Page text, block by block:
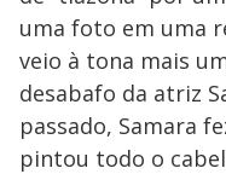
uma foto em uma
veio à tona mais
desabafo da atriz
passado, Samara
pintou todo o